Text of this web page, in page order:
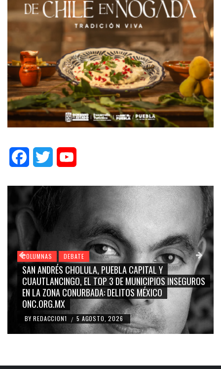
FacebookTwitter
Y
INSEGUROS
MÉXICO
COLUMNAS DEBATE
GRACE PALOMARES, NAY
CARMEN SALINAS “LA
BLANCO, SILVIA PINAL: LA
RIDICULIZACIÓN DE LA
BY REDACCION1 / 4 AGOSTO, 2026